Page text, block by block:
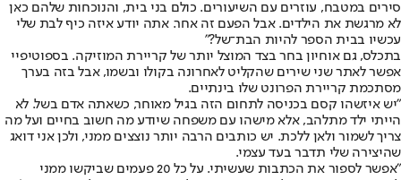
סירים במטבח, עוזרים עם השיעורים. כולם בני בית, והנוכחות שלהם כאן
לא מרגשת את הילדים. אבל הפעם זה אחר. אתה יודע איזה כיף לבת שלי
עכשיו בבית הספר להיות הבת־של?"
בתכלס, גם אוחיון בחר בצד המוצל יותר של קריירת המוזיקה. בספוטיפיי
אפשר לאתר שני שירים שהקליט לאחרונה בקולו ובשמו, אבל בזה בערך
מסתכמת קריירת הפרונט שלו בינתיים.
"יש איזשהו קסם בכניסה לתחום הזה בגיל מאוחר, כשאתה אדם בשל. לא
הייתי ילד מתלהב, אלא מישהו עם משפחה שיודע מה חשוב בחיים ועל מה
צריך לשמור ולאן ללכת. יש כותבים הרבה יותר נוצצים ממני, ולכן אני דואג
שהיצירה שלי תדבר בעד עצמי.
"אפשר לספור את הכתבות שעשיתי. על כל 20 פעמים שביקשו ממני